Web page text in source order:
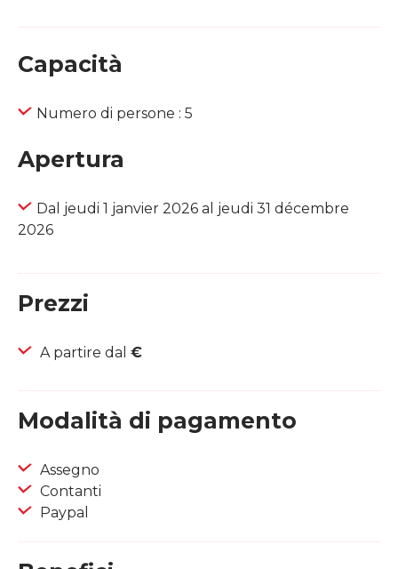
Capacità
Numero di persone : 5
Apertura
Dal jeudi 1 janvier 2026 al jeudi 31 décembre
2026
Prezzi
A partire dal €
Modalità di pagamento
Assegno
Contanti
Paypal